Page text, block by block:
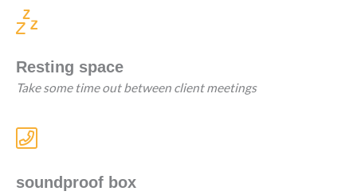
Resting space
Take some time out between client meetings
soundproof box